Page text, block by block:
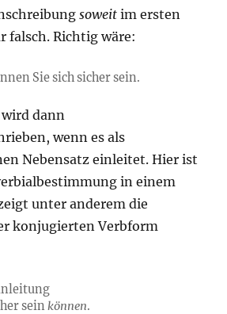
soweit im ersten
falsch. Richtig wäre:
Sie sich sicher sein.
wird dann
wenn es als
Nebensatz einleitet. Hier ist
in einem
unter anderem die
konjugierten Verbform
sein können.